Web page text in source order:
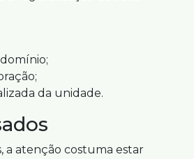
da unidade.
a atenção costuma estar